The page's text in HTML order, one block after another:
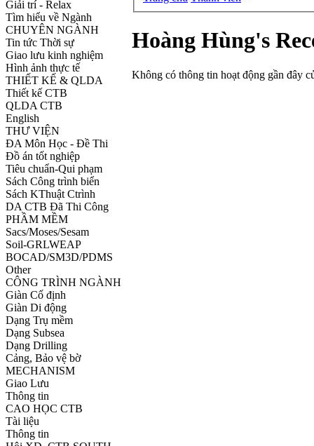
Giải trí - Relax
Tìm hiểu về Ngành
CHUYÊN NGÀNH
Tin tức Thời sự
Giao lưu kinh nghiệm
Hình ảnh thực tế
THIẾT KẾ & QLDA
Thiết kế CTB
QLDA CTB
English
THƯ VIỆN
ĐA Môn Học - Đề Thi
Đồ án tốt nghiệp
Tiêu chuẩn-Qui phạm
Sách Công trình biển
Sách KThuật Ctrình
DA CTB Đã Thi Công
PHẦM MỀM
Sacs/Moses/Sesam
Soil-GRLWEAP
BOCAD/SM3D/PDMS
Other
CÔNG TRÌNH NGÀNH
Giàn Cố định
Giàn Di động
Dạng Trụ mềm
Dạng Subsea
Dạng Drilling
Cảng, Bảo vệ bờ
MECHANISM
Giao Lưu
Thông tin
CAO HỌC CTB
Tài liệu
Thông tin
Hoàng Hùng's
Không có thông tin hoạt động gần đây